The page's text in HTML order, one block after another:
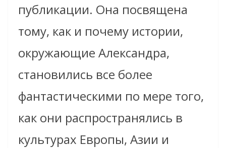
публикации. Она посвящена
тому, как и почему истории,
окружающие Александра,
становились все более
фантастическими по мере того,
как они распространялись в
культурах Европы, Азии и